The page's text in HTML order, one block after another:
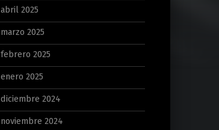
abril 2025
marzo 2025
febrero 2025
enero 2025
diciembre 2024
noviembre 2024